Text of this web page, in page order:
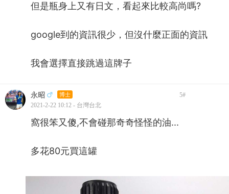
但是瓶身上又有日文，看起來比較高尚嗎?
google到的資訊很少，但沒什麼正面的資訊
我會選擇直接跳過這牌子
永昭 博士 5#
2021-2-22 10:12 - 台灣台北
窩很笨又傻,不會碰那奇奇怪怪的油...
多花80元買這罐